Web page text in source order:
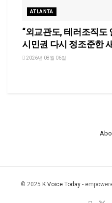
ATLANTA
“외교관도, 테러조직도
시민권 다시 정조준한
2026년 08월 06일
© 2025 K Voice Today-